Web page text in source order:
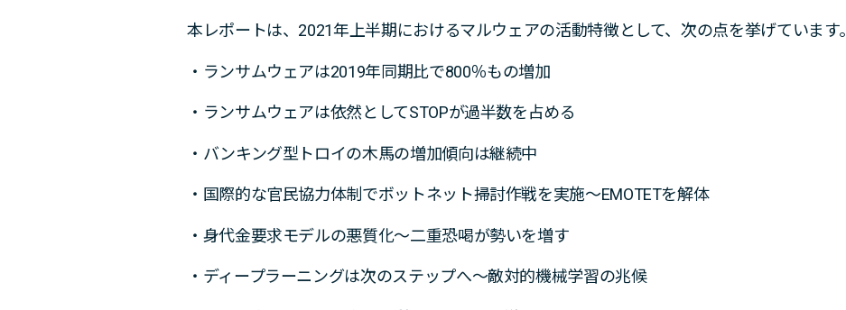
本レポートは、2021年上半期におけるマルウェアの活動特徴として、次の点を挙げています。
・ランサムウェアは2019年同期比で800％もの増加
・ランサムウェアは依然としてSTOPが過半数を占める
・バンキング型トロイの木馬の増加傾向は継続中
・国際的な官民協力体制でボットネット掃討作戦を実施～EMOTETを解体
・身代金要求モデルの悪質化～二重恐喝が勢いを増す
・ディープラーニングは次のステップへ～敵対的機械学習の兆候